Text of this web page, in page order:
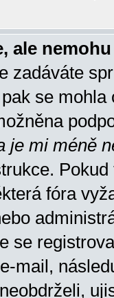
ale
zadáváte
se
je mi méně
fóra
se
mail,